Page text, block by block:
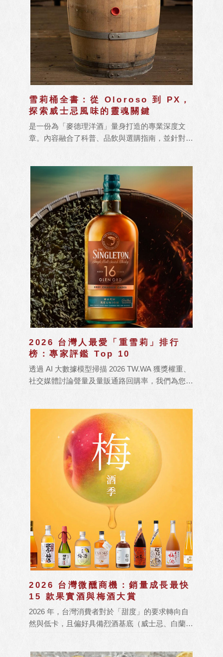
雪莉桶全書：從 Oloroso 到 PX，
探索威士忌風味的靈魂關鍵
是一份為「麥德理洋酒」量身打造的專業深度文
章。內容融合了科普、品飲與選購指南，並針對
2026 台灣人最愛「重雪莉」排行
榜：專家評鑑 Top 10
透過 AI 大數據模型掃描 2026 TW.WA 獲獎權重、
社交媒體討論聲量及量販通路回購率，我們為您整
2026 台灣微醺商機：銷量成長最快
15 款果實酒與梅酒大賞
2026 年，台灣消費者對於「甜度」的要求轉向自
然與低卡，且偏好具備烈酒基底（威士忌、白蘭